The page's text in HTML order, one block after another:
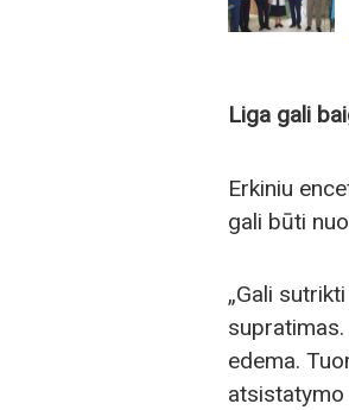
Liga gali
Erkiniu
gali būti
„Gali
edema.
atsistatymo